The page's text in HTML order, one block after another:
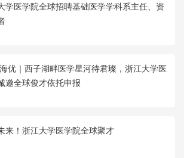
学医学院全球招聘基础医学学科系主任、资
优｜西子湖畔医学星河待君璨，浙江大学医
邀全球俊才依托申报
来！浙江大学医学院全球聚才